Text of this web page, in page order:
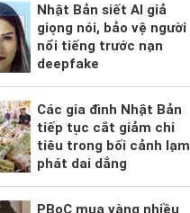
Nhật Bản siết AI giả
giọng nói, bảo vệ người
nổi tiếng trước nạn
deepfake
Các gia đình Nhật Bản
tiếp tục cắt giảm chi
tiêu trong bối cảnh lạm
phát dai dẳng
PBoC mua vàng nhiều